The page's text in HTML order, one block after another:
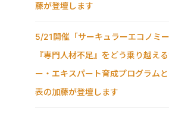
藤が登壇します
5/21開催「サーキュラーエコノミ
『専門人材不足』をどう乗り越え
ー・エキスパート育成プログラム
表の加藤が登壇します